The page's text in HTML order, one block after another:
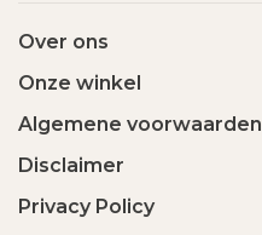
Over ons
Onze winkel
Algemene voorwaarden
Disclaimer
Privacy Policy